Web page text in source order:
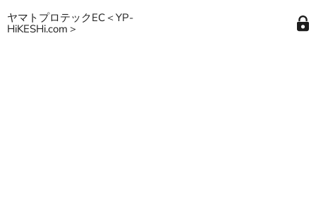
ヤマトプロテックEC＜YP-
HiKESHi.com＞